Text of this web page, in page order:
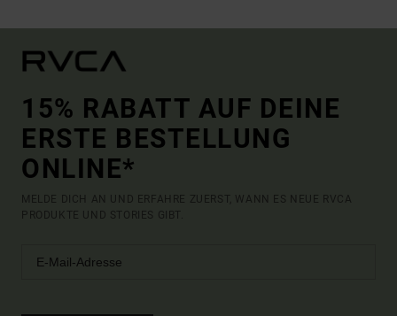
15% RABATT AUF DEINE
ERSTE BESTELLUNG
ONLINE*
MELDE DICH AN UND ERFAHRE ZUERST, WANN ES NEUE RVCA
PRODUKTE UND STORIES GIBT.